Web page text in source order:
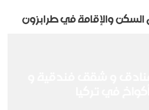
والإقامة في طرابزون